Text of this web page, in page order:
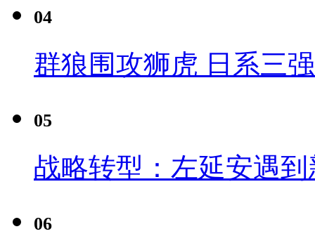
04
群狼围攻狮虎 日系三
05
战略转型：左延安遇
06